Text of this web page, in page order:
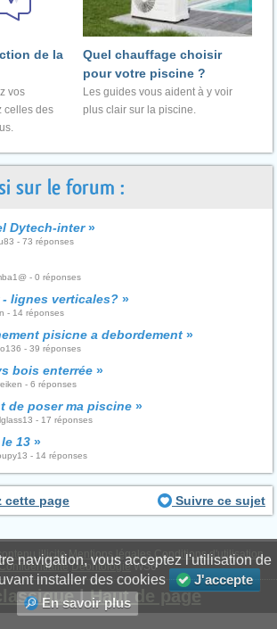
de la
vos
celles des
Quel chauffage choisir
pour votre piscine ?
Les guides vous aident à y voir
plus clair sur la piscine.
sur le forum :
Dytech-inter»
- 73 réponses
- 0 réponses
lignes verticales? »
- 14 réponses
pisicne a debordement »
- 39 réponses
bois enterrée »
- 6 réponses
de poser ma piscine »
- 17 réponses
13 »
- 14 réponses
cette page Suivre ce sujet
illicite Mentions légales Conditions d'utilisation
Confidentialité DéontologieWS6
|Haut de page
navigation, vous acceptez l'utilisation de
installer des cookies
J'accepte
En savoir plus